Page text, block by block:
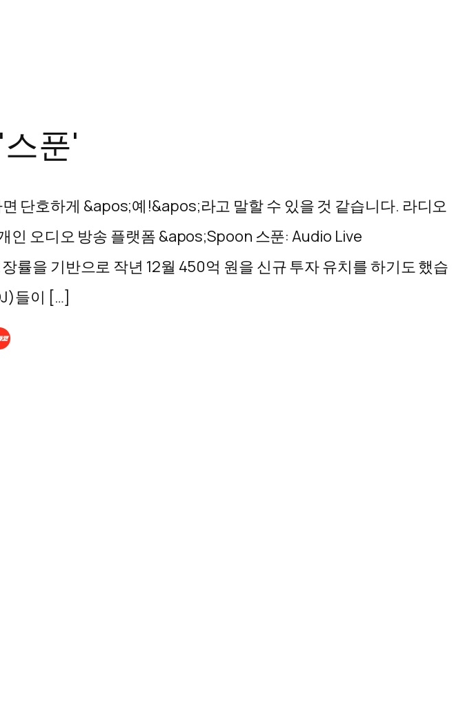
푼'
단호하게 &apos;예!&apos;라고 말할 수 있을 것 같습니다. 라디오
오디오 방송 플랫폼 &apos;Spoon 스푼: Audio Live
을 기반으로 작년 12월 450억 원을 신규 투자 유치를 하기도 했습
들이 […]